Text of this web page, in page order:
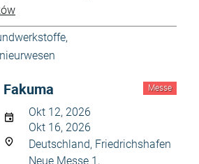
,
Messe
Fakuma
Okt 12, 2026
Okt 16, 2026
Deutschland, Friedrichshafen
Neue Messe 1,